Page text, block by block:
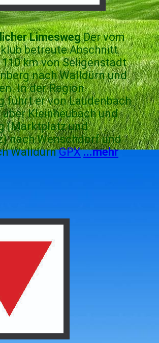
LimeswegDer vom
betreute Abschnitt
km von Seligenstadt
nach Walldürn und
In der Region
führt er von Laudenbach
Kleinheubach und
(Marktplatz und
nach Wenschdorf und
WalldürnGPX ...mehr